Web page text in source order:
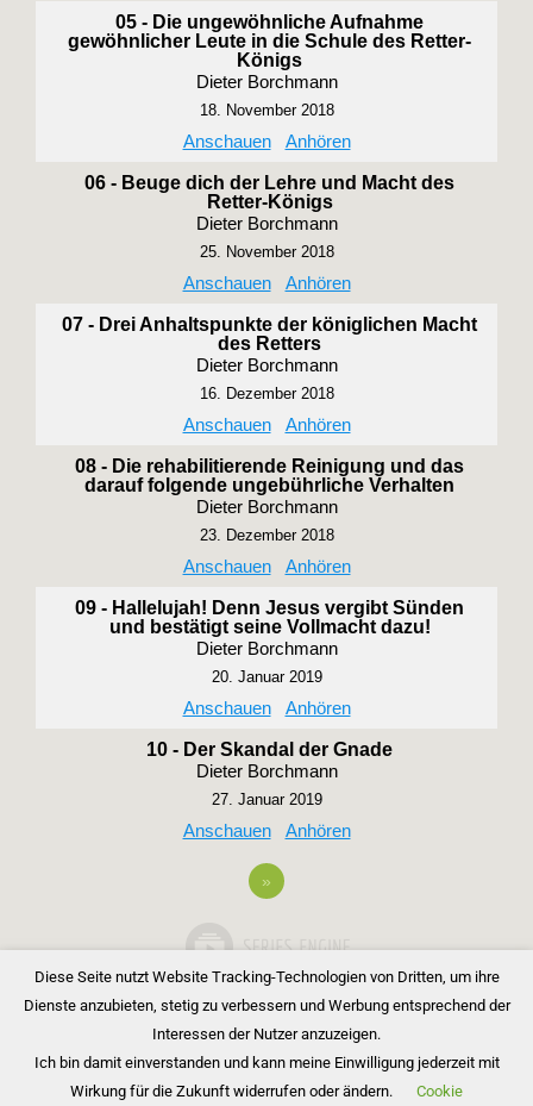
05 - Die ungewöhnliche Aufnahme
gewöhnlicher Leute in die Schule des Retter-
Königs
Dieter Borchmann
18. November 2018
Anschauen Anhören
06 - Beuge dich der Lehre und Macht des
Retter-Königs
Dieter Borchmann
25. November 2018
Anschauen Anhören
07 - Drei Anhaltspunkte der königlichen Macht
des Retters
Dieter Borchmann
16. Dezember 2018
Anschauen Anhören
08 - Die rehabilitierende Reinigung und das
darauf folgende ungebührliche Verhalten
Dieter Borchmann
23. Dezember 2018
Anschauen Anhören
09 - Hallelujah! Denn Jesus vergibt Sünden
und bestätigt seine Vollmacht dazu!
Dieter Borchmann
20. Januar 2019
Anschauen Anhören
10 - Der Skandal der Gnade
Dieter Borchmann
27. Januar 2019
Anschauen Anhören
»
Diese Seite nutzt Website Tracking-Technologien von Dritten, um ihre
Dienste anzubieten, stetig zu verbessern und Werbung entsprechend der
Interessen der Nutzer anzuzeigen.
Ich bin damit einverstanden und kann meine Einwilligung jederzeit mit
Wirkung für die Zukunft widerrufen oder ändern.
Cookie